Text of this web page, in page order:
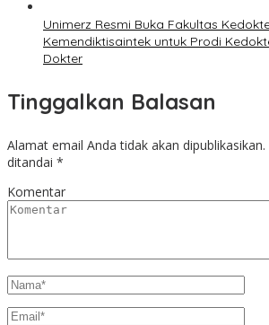
Unimerz Resmi Buka Fakultas
Kemendiktisaintek untuk Prodi
Dokter
Tinggalkan Balasan
Alamat email Anda tidak akan dipublikasikan.
ditandai *
Komentar